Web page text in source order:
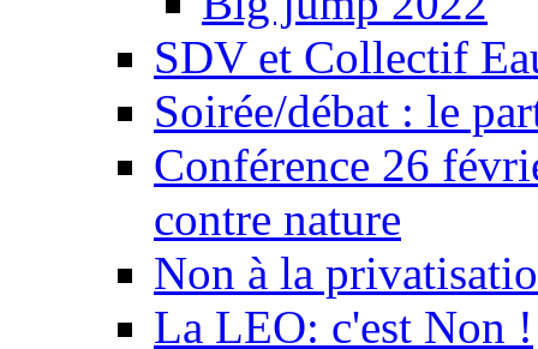
SDV et Collectif
Soirée/débat : le
Conférence 26
contre nature
Non à la
La LEO: c'est Non !